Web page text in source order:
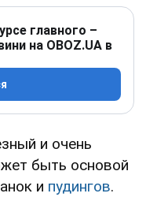
главного –
на OBOZ.UA в
и очень
быть основой
и пудингов.